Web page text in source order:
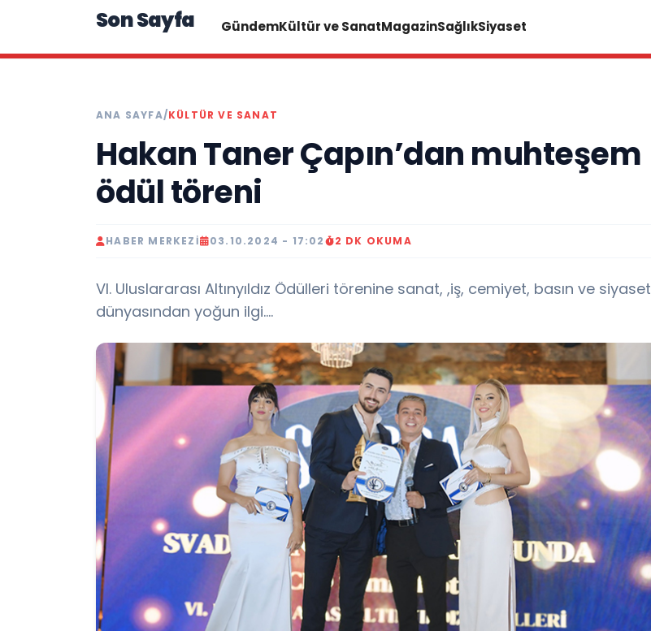
Son Sayfa GündemKültür ve SanatMagazinSağlıkSiyaset
ANA SAYFA/KÜLTÜR VE SANAT
Hakan Taner Çapın’dan muhteşem
ödül töreni
HABER MERKEZI 03.10.2024 - 17:02 2 DK OKUMA
VI. Uluslararası Altınyıldız Ödülleri törenine sanat, ,iş, cemiyet, basın ve siyaset
dünyasından yoğun ilgi....